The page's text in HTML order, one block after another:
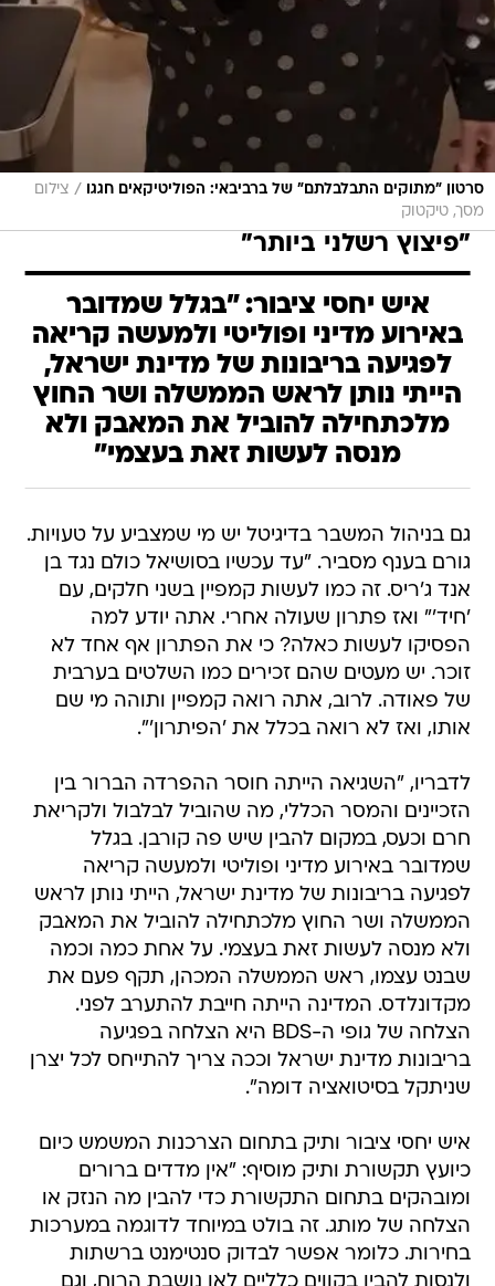
סרטון "מתוקים התבלבלתם" של ברביבאי: הפוליטיקאים חגגו / צילום
מסך, טיקטוק
"פיצוץ רשלני ביותר"
איש יחסי ציבור: "בגלל שמדובר
באירוע מדיני ופוליטי ולמעשה קריאה
לפגיעה בריבונות של מדינת ישראל,
הייתי נותן לראש הממשלה ושר החוץ
מלכתחילה להוביל את המאבק ולא
מנסה לעשות זאת בעצמי"
גם בניהול המשבר בדיגיטל יש מי שמצביע על טעויות.
גורם בענף מסביר. "עד עכשיו בסושיאל כולם נגד בן
אנד ג'ריס. זה כמו לעשות קמפיין בשני חלקים, עם
'חיד'" ואז פתרון שעולה אחרי. אתה יודע למה
הפסיקו לעשות כאלה? כי את הפתרון אף אחד לא
זוכר. יש מעטים שהם זכירים כמו השלטים בערבית
של פאודה. לרוב, אתה רואה קמפיין ותוהה מי שם
אותו, ואז לא רואה בכלל את 'הפיתרון'".
לדבריו, "השגיאה הייתה חוסר ההפרדה הברור בין
הזכיינים והמסר הכללי, מה שהוביל לבלבול ולקריאת
חרם וכעס, במקום להבין שיש פה קורבן. בגלל
שמדובר באירוע מדיני ופוליטי ולמעשה קריאה
לפגיעה בריבונות של מדינת ישראל, הייתי נותן לראש
הממשלה ושר החוץ מלכתחילה להוביל את המאבק
ולא מנסה לעשות זאת בעצמי. על אחת כמה וכמה
שבנט עצמו, ראש הממשלה המכהן, תקף פעם את
מקדונלדס. המדינה הייתה חייבת להתערב לפני.
הצלחה של גופי ה-BDS היא הצלחה בפגיעה
בריבונות מדינת ישראל וככה צריך להתייחס לכל יצרן
שניתקל בסיטואציה דומה".
איש יחסי ציבור ותיק בתחום הצרכנות המשמש כיום
כיועץ תקשורת ותיק מוסיף: "אין מדדים ברורים
ומובהקים בתחום התקשורת כדי להבין מה הנזק או
הצלחה של מותג. זה בולט במיוחד לדוגמה במערכות
בחירות. כלומר אפשר לבדוק סנטימנט ברשתות